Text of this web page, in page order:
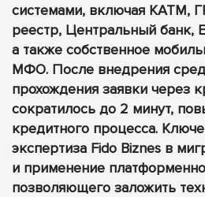
системами, включая КАТМ,
реестр, Центральный банк,
а также собственное
МФО. После внедрения
прохождения заявки через
сократилось до 2 минут,
кредитного процесса.
экспертиза Fido Biznes в
и применение
позволяющего заложить